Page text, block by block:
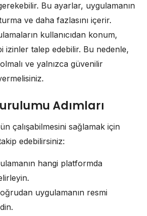
Bu ayarlar, uygulamanın
ve daha fazlasını içerir.
kullanıcıdan konum,
izinler talep edebilir. Bu nedenle,
ve yalnızca güvenilir
Adımları
çalışabilmesini sağlamak için
edebilirsiniz:
hangi platformda
uygulamanın resmi